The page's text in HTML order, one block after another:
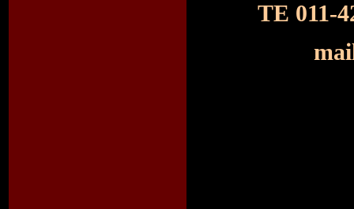
TE 011-